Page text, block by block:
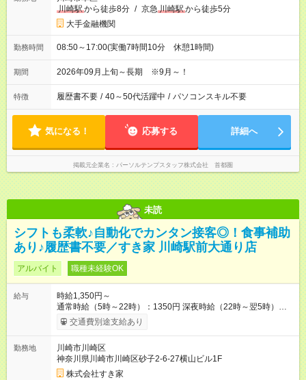
川崎駅から徒歩8分 / 京急 川崎駅から徒歩5分
大手金融機関
勤務時間 08:50～17:00(実働7時間10分 休憩1時間)
期間 2026年09月上旬～長期 ※9月～！
特徴 履歴書不要 / 40～50代活躍中 / パソコンスキル不要
気になる！ 応募する 詳細へ
掲載元企業名 パーソルテンプスタッフ株式会社 首都圏
未読
シフトも柔軟♪自動化でカンタン接客◎！食事補助
あり♪履歴書不要／すき家 川崎駅前大通り店
アルバイト 職種未経験OK
給与
時給1,350円～
通常時給（5時～22時）：1350円 深夜時給（22時～翌5時）：
1688円 高校生時給：1350円 【特別手当】早朝手当（5：00-9：
00）時給+150円 【試用期間】試用期間あり 試用期間の長さ：1
30日（※条件変更なし）ですが、切り上げで一ヶ月とさせてい
ただきます。 研修制度あり：15時間(研修中も同時給）
交通費別途支給あり
勤務地
川崎市川崎区
神奈川県川崎市川崎区砂子2-6-27横山ビル1F
株式会社すき家